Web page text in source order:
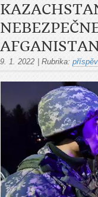
9. 1. 2022 Rubrika: